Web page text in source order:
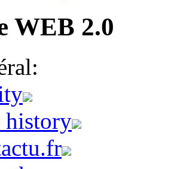
WEB 2.0
history